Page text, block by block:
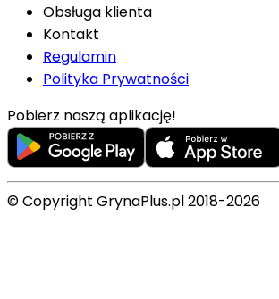
Obsługa klienta
Kontakt
Regulamin
Polityka Prywatności
Pobierz naszą aplikację!
© Copyright GrynaPlus.pl 2018-2026